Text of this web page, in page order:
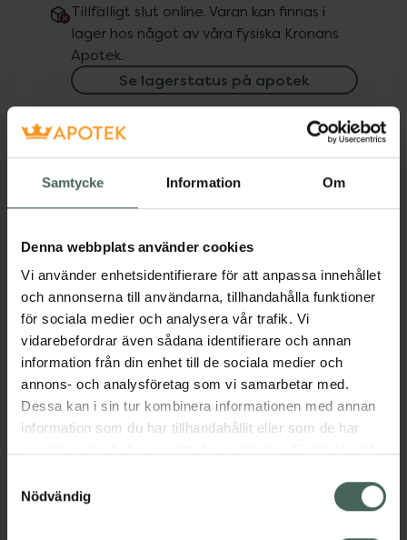
Samtycke Information Om
Denna webbplats använder cookies
Vi använder enhetsidentifierare för att anpassa innehållet
och annonserna till användarna, tillhandahålla funktioner
för sociala medier och analysera vår trafik. Vi
vidarebefordrar även sådana identifierare och annan
information från din enhet till de sociala medier och
annons- och analysföretag som vi samarbetar med.
Dessa kan i sin tur kombinera informationen med annan
information som du har tillhandahållit eller som de har
återkalla ditt samtycke via webbplatsens
cookieinställningar. Ett återkallat samtycke påverkar inte
Nödvändig
Tillfälligt slut online. Varan kan finnas i
lager hos något av våra fysiska Kronans
Apotek.
Se lagerstatus på apotek
Få mejl när varan finns i lager online
Spara
Aktuella erbjudanden
Beskrivning Dölj
Jämförpris 22,13 kr /st
Kategorier: